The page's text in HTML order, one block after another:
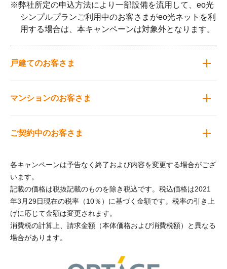
※弊社所定の申込方法により一部設備を流用して、eo光
シンプルプランご利用中のお客さまがeo光ネットを利
用する場合は、本キャンペーンは対象外となります。
戸建てのお客さま
マンションのお客さま
ご契約中のお客さま
各キャンペーンは予告なく終了および内容を変更する場合がござ
います。
記載の価格は税抜記載のものを除き税込です。税込価格は2021
年3月29日現在の税率（10％）に基づく金額です。税率の引き上
げに応じて金額は変更されます。
消費税の計算上、請求金額（本体価格および消費税額）と異なる
場合があります。